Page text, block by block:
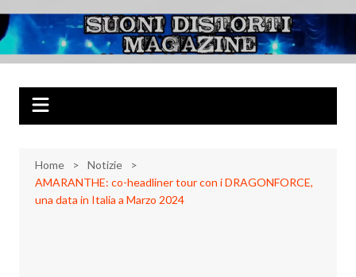
al
contenuto
Suoni Distorti
Magazine
Musica Rock, Metal, Punk e varie sonorità alternative
Home
Notizie
AMARANTHE: co-headliner tour con i DRAGONFORCE,
una data in Italia a Marzo 2024